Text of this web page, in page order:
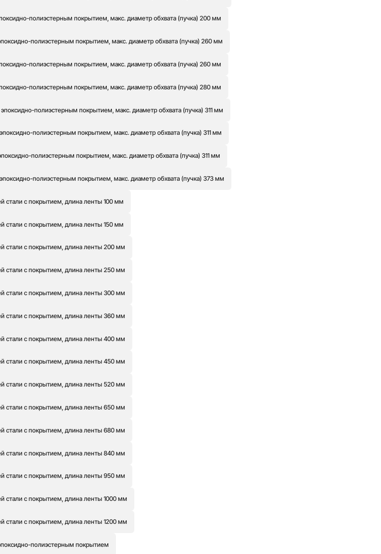
полиэстерным покрытием, макс. диаметр обхвата (пучка) 200 мм
полиэстерным покрытием, макс. диаметр обхвата (пучка) 260 мм
полиэстерным покрытием, макс. диаметр обхвата (пучка) 260 мм
полиэстерным покрытием, макс. диаметр обхвата (пучка) 280 мм
полиэстерным покрытием, макс. диаметр обхвата (пучка) 311 мм
полиэстерным покрытием, макс. диаметр обхвата (пучка) 311 мм
полиэстерным покрытием, макс. диаметр обхвата (пучка) 311 мм
полиэстерным покрытием, макс. диаметр обхвата (пучка) 373 мм
с покрытием, длина ленты 100 мм
с покрытием, длина ленты 150 мм
стали с покрытием, длина ленты 200 мм
стали с покрытием, длина ленты 250 мм
стали с покрытием, длина ленты 300 мм
стали с покрытием, длина ленты 360 мм
стали с покрытием, длина ленты 400 мм
стали с покрытием, длина ленты 450 мм
стали с покрытием, длина ленты 520 мм
стали с покрытием, длина ленты 650 мм
стали с покрытием, длина ленты 680 мм
стали с покрытием, длина ленты 840 мм
стали с покрытием, длина ленты 950 мм
с покрытием, длина ленты 1000 мм
с покрытием, длина ленты 1200 мм
полиэстерным покрытием